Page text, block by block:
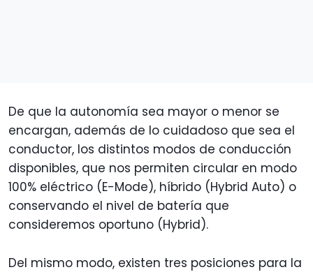
De que la autonomía sea mayor o menor se
encargan, además de lo cuidadoso que sea el
conductor, los distintos modos de conducción
disponibles, que nos permiten circular en modo
100% eléctrico (E-Mode), híbrido (Hybrid Auto) o
conservando el nivel de batería que
consideremos oportuno (Hybrid).
Del mismo modo, existen tres posiciones para la